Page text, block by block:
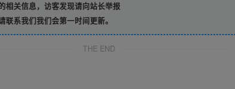
相关信息，访客发现请向站长举报
系我们我们会第一时间更新。
THE END